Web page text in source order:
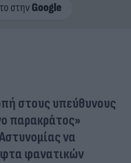
στους υπεύθυνους
παρακράτος»
να
φανατικών